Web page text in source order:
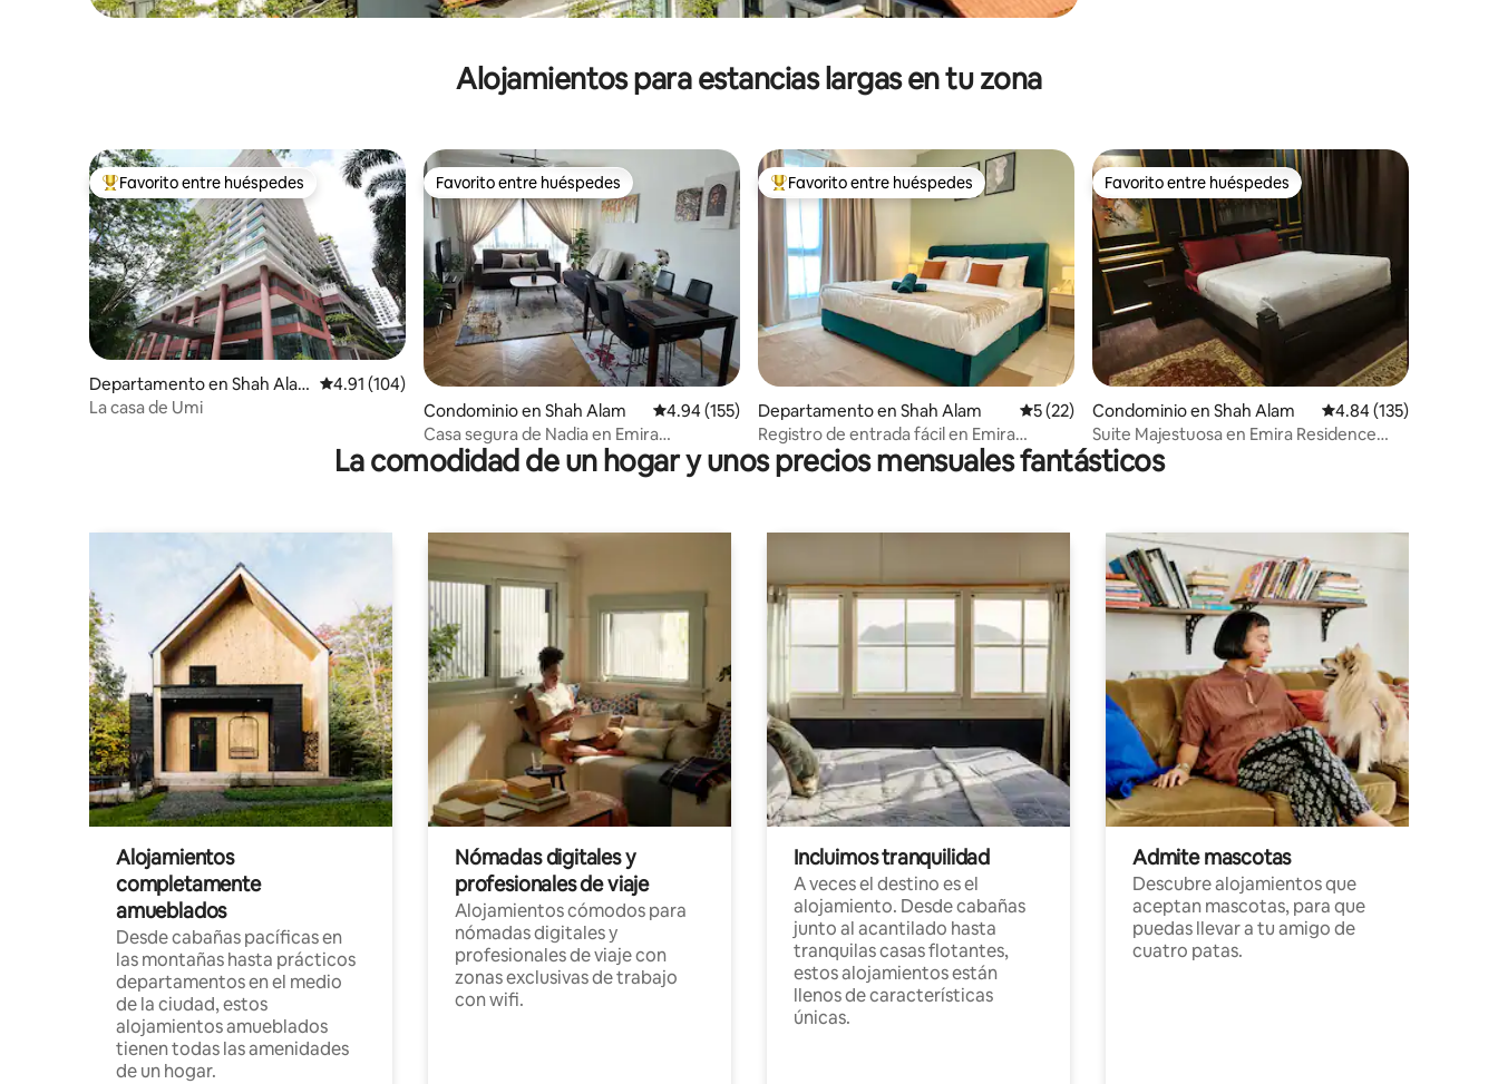
Alojamientos para estancias largas en tu zona
De los mejores en Favorito entre huéspedes
Favorito entre huéspedes
Departamento en Shah Ala
m
Calificación promedio: 4.91 de 5; 104 evaluaciones
4.91 (104)
La casa de Umi
Favorito entre huéspedes
Favorito entre huéspedes
Condominio en Shah Alam Calificación promedio: 4.94 de 5; 155 evaluaciones
4.94 (155)
Casa segura de Nadia en Emira
Residence (wifi + Netflix)
De los mejores en Favorito entre huéspedes
Favorito entre huéspedes
Departamento en Shah Alam Calificación promedio: 5 de 5; 22 evaluaciones
5 (22)
Registro de entrada fácil en Emira
Residence (2-4 personas)
Favorito entre huéspedes
Favorito entre huéspedes
Condominio en Shah Alam Calificación promedio:
4.84 (135)
Suite Majestuosa en Emira Residence
S.alam Wifi, Astro
La comodidad de un hogar y unos precios mensuales fantásticos
Alojamientos
completamente
amueblados
Desde cabañas pacíficas en
las montañas hasta prácticos
departamentos en el medio
de la ciudad, estos
alojamientos amueblados
tienen todas las amenidades
de un hogar.
Nómadas digitales y
profesionales de viaje
Alojamientos cómodos para
nómadas digitales y
profesionales de viaje con
zonas exclusivas de trabajo
con wifi.
Incluimos tranquilidad
A veces el destino es el
alojamiento. Desde cabañas
junto al acantilado hasta
tranquilas casas flotantes,
estos alojamientos están
llenos de características
únicas.
Admite mascotas
Descubre alojamientos que
aceptan mascotas, para que
puedas llevar a tu amigo de
cuatro patas.